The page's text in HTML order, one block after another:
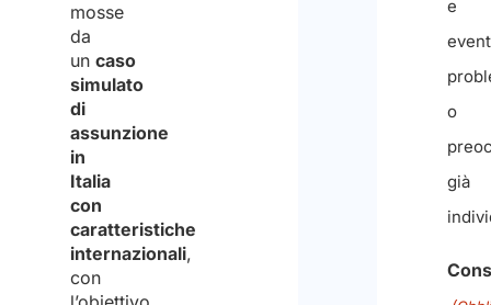
mosse
da
uncaso
simulato
di
assunzione
in
Italia
con
caratteristiche
internazionali,
con
nella
e